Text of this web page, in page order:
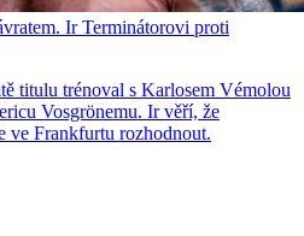
Ir Terminátorovi proti
titulu trénoval s Karlosem Vémolou
Vosgrönemu. Ir věří, že
ve Frankfurtu rozhodnout.